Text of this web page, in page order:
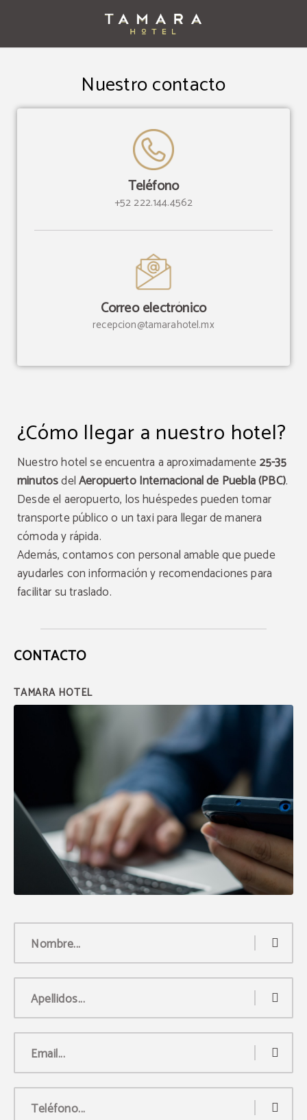
Nuestro contacto
Teléfono
+52 222.144.4562
Correo electrónico
recepcion@tamarahotel.mx
¿Cómo llegar a nuestro hotel?
Nuestro hotel se encuentra a aproximadamente25-35
minutosdelAeropuerto Internacional de Puebla (PBC).
Desde el aeropuerto, los huéspedes pueden tomar
transporte público o un taxi para llegar de manera
cómoda y rápida.
Además, contamos con personal amable que puede
ayudarles con información y recomendaciones para
facilitar su traslado.
CONTACTO
Nombre...
Apellidos...
Email...
Teléfono...